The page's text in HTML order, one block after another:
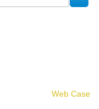
Web Case